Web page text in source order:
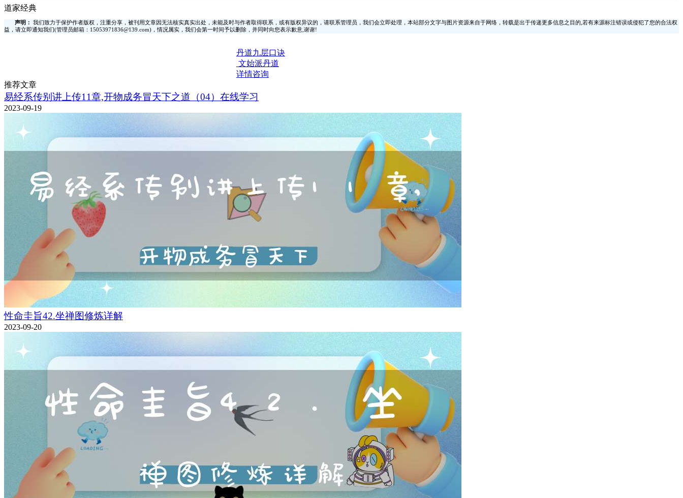
道家经典
声明：
我们致力于保护作者版权，注重分享，被刊用文章因无法核实真实出处，未能及时与作者取得联系，或有版权异议的，请联系管理员，我们会立即处理，本站部分文字与图片资源来自于网络，转载是出于传递更多信息之目的,若有来源标注错误或侵犯了您的合法权
益，请立即通知我们(管理员邮箱：15053971836@139.com)，情况属实，我们会第一时间予以删除，并同时向您表示歉意,谢谢!
丹道九层口诀
文始派丹道
详情咨询
推荐文章
易经系传别讲上传11章,开物成务冒天下之道（04）在线学习
2023-09-19
性命圭旨42.坐禅图修炼详解
2023-09-20